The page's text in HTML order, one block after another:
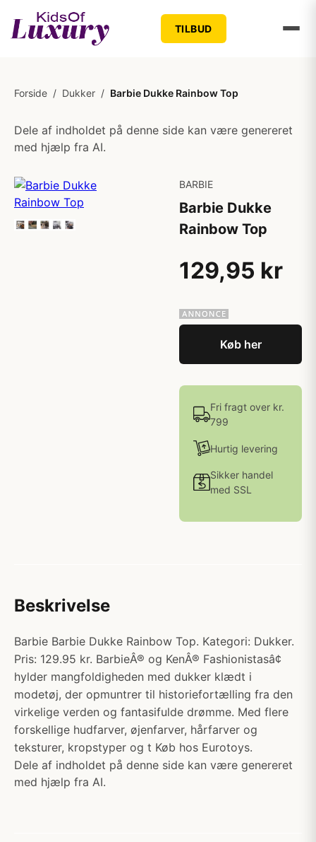
TILBUD
Forside / Dukker / Barbie Dukke Rainbow Top
Dele af indholdet på denne side kan være genereret
med hjælp fra AI.
BARBIE
Barbie Dukke
Rainbow Top
129,95 kr
Køb her
Fri fragt over kr.
799
Hurtig levering
Sikker handel
med SSL
Beskrivelse
Barbie Barbie Dukke Rainbow Top. Kategori: Dukker.
Pris: 129.95 kr. BarbieÂ® og KenÂ® Fashionistasâ¢
hylder mangfoldigheden med dukker klædt i
modetøj, der opmuntrer til historiefortælling fra den
virkelige verden og fantasifulde drømme. Med flere
forskellige hudfarver, øjenfarver, hårfarver og
teksturer, kropstyper og t Køb hos Eurotoys.
Dele af indholdet på denne side kan være genereret
med hjælp fra AI.